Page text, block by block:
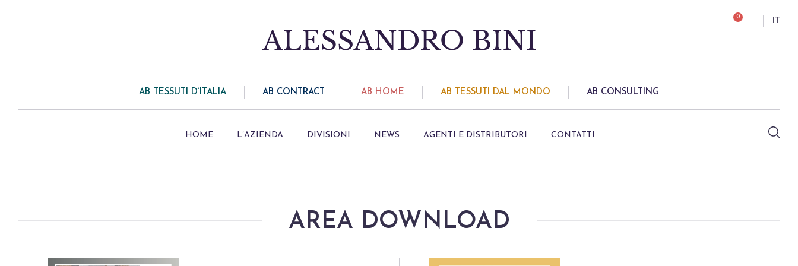
0 IT
AB TESSUTI D’ITALIA AB CONTRACT AB HOME AB TESSUTI DAL MONDO AB CONSULTING
HOME L’AZIENDA DIVISIONI NEWS AGENTI E DISTRIBUTORI CONTATTI
AREA DOWNLOAD